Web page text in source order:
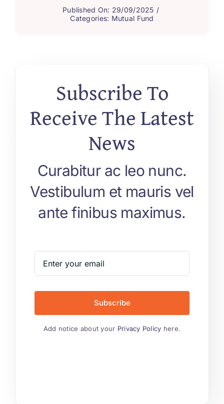
Published On: 29/09/2025 /
Categories: Mutual Fund
Subscribe To
Receive The Latest
News
Curabitur ac leo nunc.
Vestibulum et mauris vel
ante finibus maximus.
Subscribe
Add notice about your Privacy Policy here.